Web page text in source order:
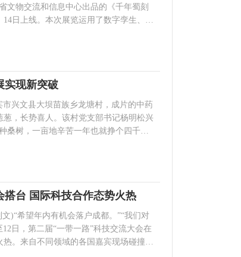
文物交流和信息中心出品的《千年蜀刻
日上线。本次展览运用了数字孪生、三
精美，被誉为“中国石窟艺术的下半
实现新突破
兴文县大坝苗族乡龙塘村，成片的中药
，长势喜人。该村党支部书记杨明松兴
桑树，一亩地辛苦一年也就挣个四千多
的主导产业之一。淫羊藿是一种喜阴的
响...
搭台 国际科技合作态势火热
希望年内有机会落户成都。”“我们对
日，第二届“一带一路”科技交流大会在
。来自不同领域的各国嘉宾现场碰撞合